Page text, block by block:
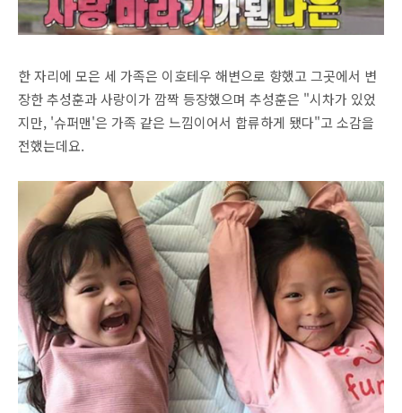
한 자리에 모은 세 가족은 이호테우 해변으로 향했고 그곳에서 변
장한 추성훈과 사랑이가 깜짝 등장했으며 추성훈은 "시차가 있었
지만, '슈퍼맨'은 가족 같은 느낌이어서 합류하게 됐다"고 소감을
전했는데요.